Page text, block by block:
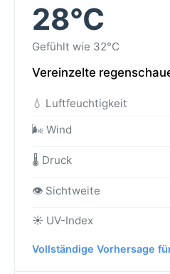
28°C
Gefühlt wie 32°C
Vereinzelte
💧 Luftfeuchtigkeit
🌬️ Wind
🌡️ Druck
👁️ Sichtweite
☀️ UV-Index
Vollständige Vorhersage